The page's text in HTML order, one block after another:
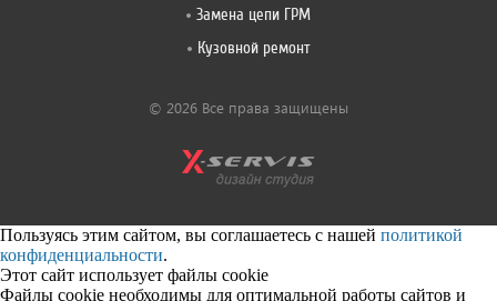
Замена цепи ГРМ
Кузовной ремонт
© 2026 Все права защищены
Пользуясь этим сайтом, вы соглашаетесь с нашей политикой
конфиденциальности.
Этот сайт использует файлы cookie
Файлы cookie необходимы для оптимальной работы сайтов и